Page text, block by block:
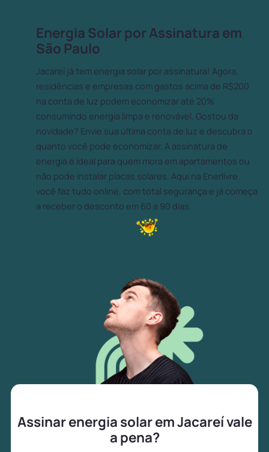
Energia Solar por Assinatura em
São Paulo
Jacareí já tem energia solar por assinatura! Agora,
residências e empresas com gastos acima de R$200
na conta de luz podem economizar até 20%
consumindo energia limpa e renovável. Gostou da
novidade? Envie sua última conta de luz e descubra o
quanto você pode economizar. A assinatura de
energia é ideal para quem mora em apartamentos ou
não pode instalar placas solares. Aqui na Enerlivre
você faz tudo online, com total segurança e já começa
a receber o desconto em 60 a 90 dias.
Assinar energia solar em Jacareí vale
a pena?